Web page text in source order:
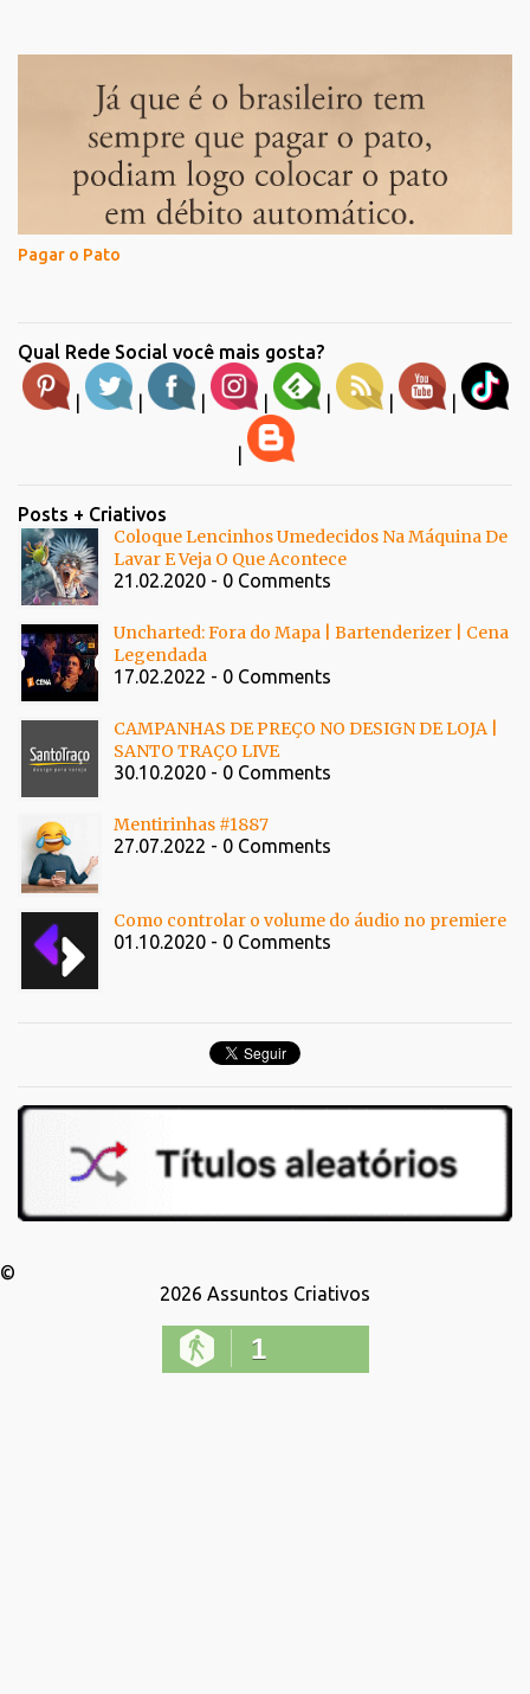
Pagar o Pato
Qual Rede Social você mais gosta?
| | | | | | |
Posts + Criativos
Coloque Lencinhos Umedecidos Na Máquina De
Lavar E Veja O Que Acontece
21.02.2020 - 0 Comments
Uncharted: Fora do Mapa | Bartenderizer | Cena
Legendada
17.02.2022 - 0 Comments
CAMPANHAS DE PREÇO NO DESIGN DE LOJA |
SANTO TRAÇO LIVE
30.10.2020 - 0 Comments
Mentirinhas #1887
27.07.2022 - 0 Comments
Como controlar o volume do áudio no premiere
01.10.2020 - 0 Comments
©
2026 Assuntos Criativos
1